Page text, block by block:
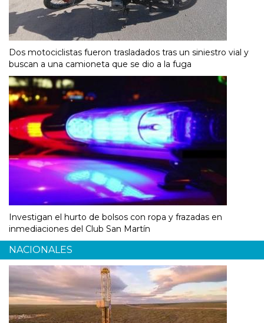
Dos motociclistas fueron trasladados tras un siniestro vial y
buscan a una camioneta que se dio a la fuga
Investigan el hurto de bolsos con ropa y frazadas en
inmediaciones del Club San Martín
NACIONALES